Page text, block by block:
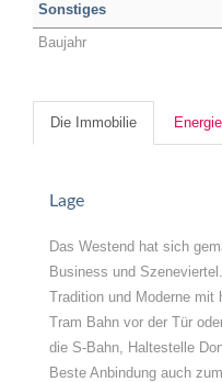
Sonstiges
Baujahr
Die Immobilie
Lage
Das Westend hat sich
Business und
Tradition und Moderne mit
Tram Bahn vor der Tür
die S-Bahn, Haltestelle
Beste Anbindung auch